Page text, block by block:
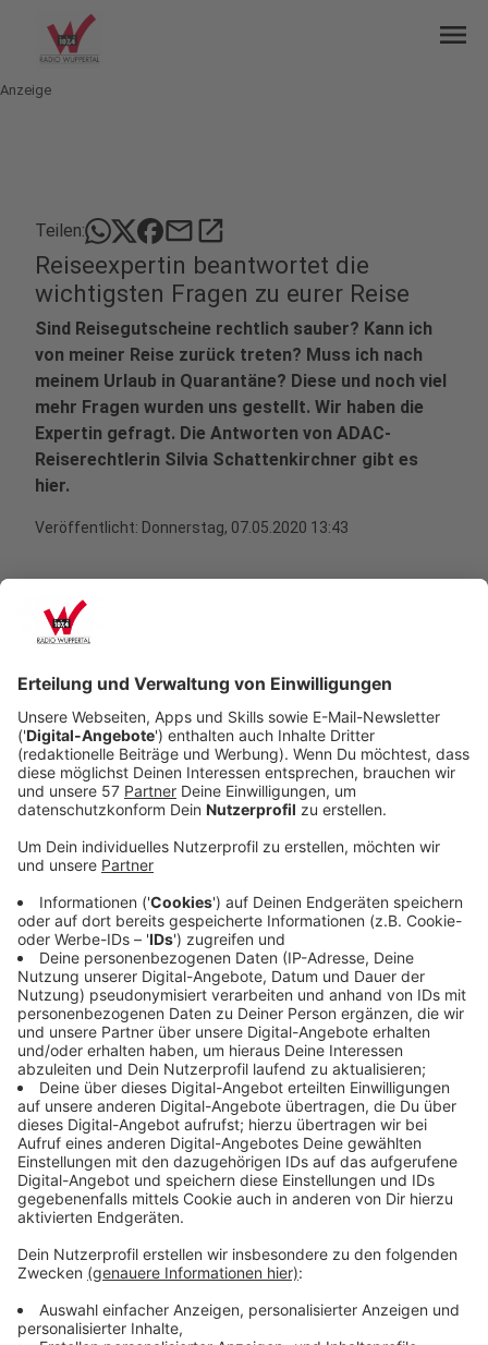
menu
Anzeige
Teilen: mailopen_in_new
Reiseexpertin beantwortet die
wichtigsten Fragen zu eurer Reise
Sind Reisegutscheine rechtlich sauber? Kann ich
von meiner Reise zurück treten? Muss ich nach
meinem Urlaub in Quarantäne? Diese und noch viel
mehr Fragen wurden uns gestellt. Wir haben die
Expertin gefragt. Die Antworten von ADAC-
Reiserechtlerin Silvia Schattenkirchner gibt es
hier.
Veröffentlicht: Donnerstag, 07.05.2020 13:43
Ist die Lösung mit den Gutscheinen rechtlich
in Ordnung?
Anzeige
Auf einen Gutschein muss man sich nicht einlassen,
erklärt die Expertin. Im Moment hat man Anspruch auf
Rückerstattung. Das gilt allerdings nur, wenn man über
einen deutschen Reiseveranstalter gebucht hat.
Innerhalb der EU kann es unterschiedliche
Gutscheinregeln geben. Daher sollten sie sich auf den
jeweiligen Seiten desEuropäisches
Verbraucherzentrumsinformieren.
Anzeige
Muss ich Stornogebühren bezahlen, auch
wenn ich Risikopatient bin?
Anzeige
Risikopatient zu sein oder auch Angst vor einer Reise,
sind rechtlich keine Gründe, Anspruch auf Geld zu
haben.